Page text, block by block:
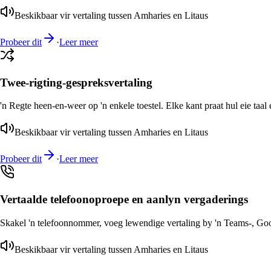
Beskikbaar vir vertaling tussen Amharies en Litaus
Probeer dit ·Leer meer
Twee-rigting-gespreksvertaling
'n Regte heen-en-weer op 'n enkele toestel. Elke kant praat hul eie taal
Beskikbaar vir vertaling tussen Amharies en Litaus
Probeer dit ·Leer meer
Vertaalde telefoonoproepe en aanlyn vergaderings
Skakel 'n telefoonnommer, voeg lewendige vertaling by 'n Teams-,
Beskikbaar vir vertaling tussen Amharies en Litaus